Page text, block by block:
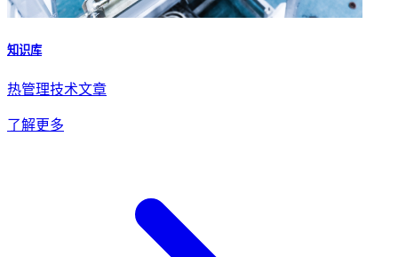
知识库
热管理技术文章
了解更多